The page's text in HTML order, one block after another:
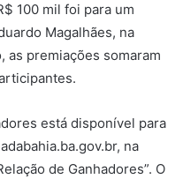
100 mil foi para um
Magalhães, na
as premiações somaram
está disponível para
na
de Ganhadores”. O